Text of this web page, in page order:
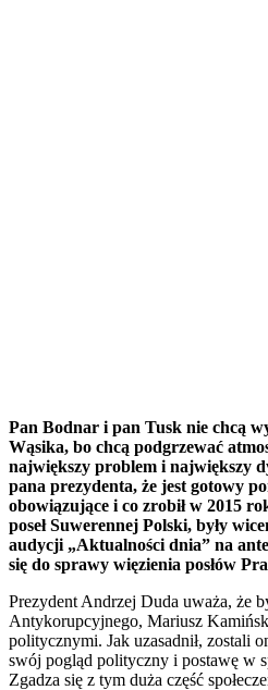
Pan Bodnar i pan Tusk nie chcą
Wąsika, bo chcą podgrzewać
największy problem i największy
pana prezydenta, że jest gotowy
obowiązujące i co zrobił w 2015
poseł Suwerennej Polski, były
audycji „Aktualności dnia” na
się do sprawy więzienia posłów
Prezydent Andrzej Duda uważa, że
Antykorupcyjnego, Mariusz
politycznymi. Jak uzasadnił, zostali
swój pogląd polityczny i postawę w
Zgadza się z tym duża część